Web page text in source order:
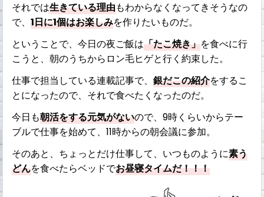
それでは生きている理由もわからなくなってきそうなの
で、1日に1個はお楽しみを作りたいものだ。
ということで、今日の夜ご飯は「たこ焼き」を食べに行
こうと、朝のうちからロン毛ヒゲと行く約束した。
仕事で担当している連載記事で、銀だこの紹介をするこ
とになったので、それで食べたくなったのだ。
今日も朝活をする元気がないので、9時くらいからテー
ブルで仕事を始めて、11時からの朝会議に参加。
そのあと、ちょっとだけ仕事して、いつものように素う
どんを食べたらベッドでお昼寝タイムだ！！！